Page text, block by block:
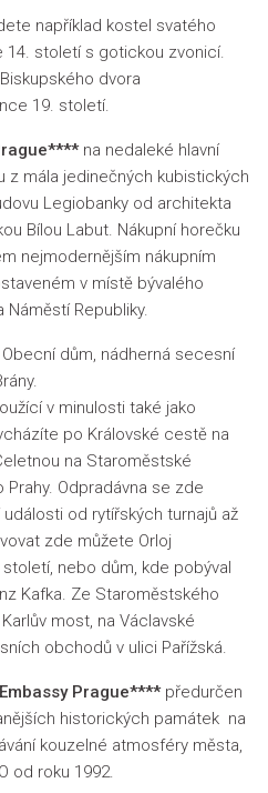
například kostel svatého
14. století s gotickou zvonicí.
dvora
19. století.
na nedaleké hlavní
z mála jedinečných kubistických
Legiobanky od architekta
Bílou Labut. Nákupní horečku
nejmodernějším nákupním
v místě bývalého
Náměstí Republiky.
dům, nádherná secesní
v minulosti také jako
po Královské cestě na
na Staroměstské
Odpradávna se zde
od rytířských turnajů až
zde můžete Orloj
nebo dům, kde pobýval
Kafka. Ze Staroměstského
most, na Václavské
obchodů v ulici Pařížská.
Prague**** předurčen
historických památek na
kouzelné atmosféry města,
od roku 1992.